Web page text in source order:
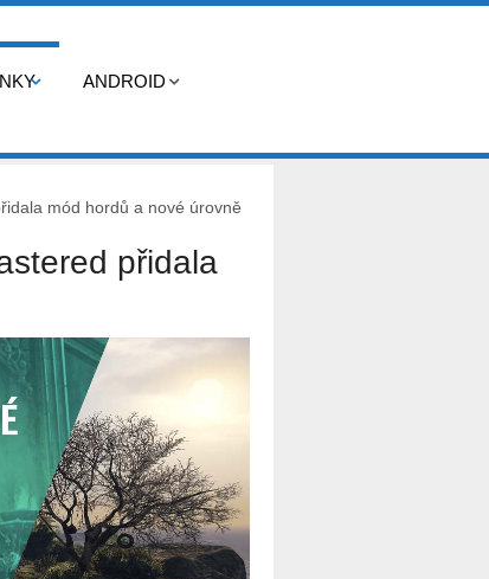
ANDROID
mód hordů a nové úrovně
přidala